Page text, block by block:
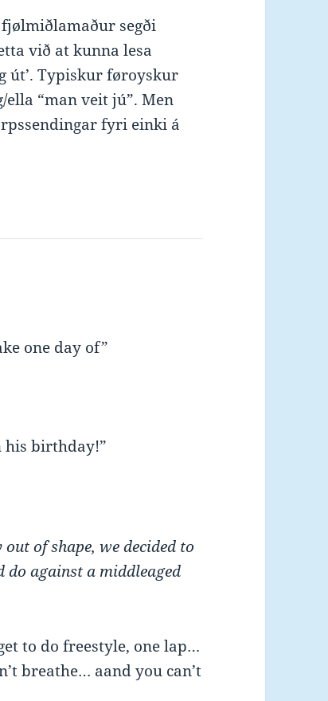
segði
við at kunna lesa
út’. Typiskur føroyskur
“man veit jú”. Men
fyri einki á
one day of”
his birthday!”
of shape, we decided to
against a middleaged
to do freestyle, one lap…
breathe… aand you can’t